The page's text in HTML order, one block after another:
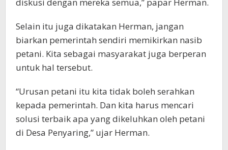
diskusi dengan mereka semua,” papar Herman.
Selain itu juga dikatakan Herman, jangan
biarkan pemerintah sendiri memikirkan nasib
petani. Kita sebagai masyarakat juga berperan
untuk hal tersebut.
“Urusan petani itu kita tidak boleh serahkan
kepada pemerintah. Dan kita harus mencari
solusi terbaik apa yang dikeluhkan oleh petani
di Desa Penyaring,” ujar Herman.